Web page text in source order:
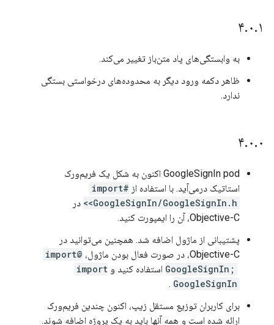
۴.۰.۱
به وابستگی‌های پاد متن‌باز تغییر می‌کند.
ظاهر دکمه ورود دیگر به محدوده‌های درخواستی بستگی
ندارد.
۴.۰.۰
GoogleSignIn pod اکنون به شکل یک فریم‌ورک
استاتیک درمی‌آید. با استفاده از
#import
<GoogleSignIn/GoogleSignIn.h>
در
Objective-C، آن را ایمپورت کنید.
پشتیبانی از ماژول اضافه شد. همچنین می‌توانید در
Objective-C، در صورت فعال بودن ماژول،
@import
GoogleSignIn;
import
GoogleSignIn
.
برای کاربران توزیع مستقل زیپ، اکنون چندین فریم‌ورک
ارائه شده است و همه آنها باید به یک پروژه اضافه شوند.